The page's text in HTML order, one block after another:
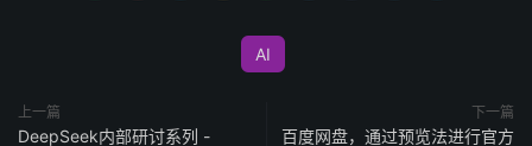
AI
上一篇
DeepSeek内部研讨系列 -
下一篇
百度网盘，通过预览法进行官方